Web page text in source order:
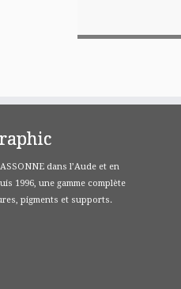
dans l’Aude et en
1996, une gamme complète
pigments et supports.